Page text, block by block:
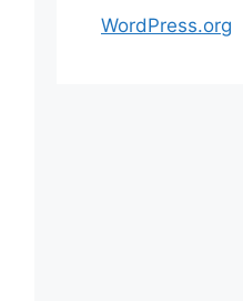
WordPress.org